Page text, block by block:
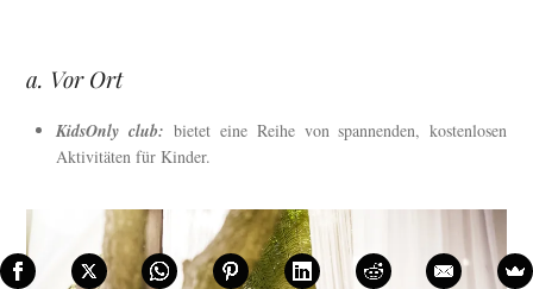
a. Vor Ort
KidsOnly club:bietet eine Reihe von spannenden, kostenlosen
Aktivitäten für Kinder.